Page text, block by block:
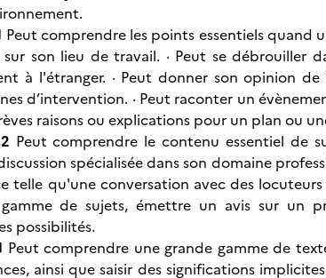
Peut comprendre les points essentiels quand
son lieu de travail. · Peut se débrouiller
à l'étranger. · Peut donner son opinion
d’intervention. · Peut raconter un
raisons ou explications pour un plan ou
Peut comprendre le contenu essentiel de
spécialisée dans son domaine
telle qu'une conversation avec des
de sujets, émettre un avis sur un
possibilités.
Peut comprendre une grande gamme de
ainsi que saisir des significations